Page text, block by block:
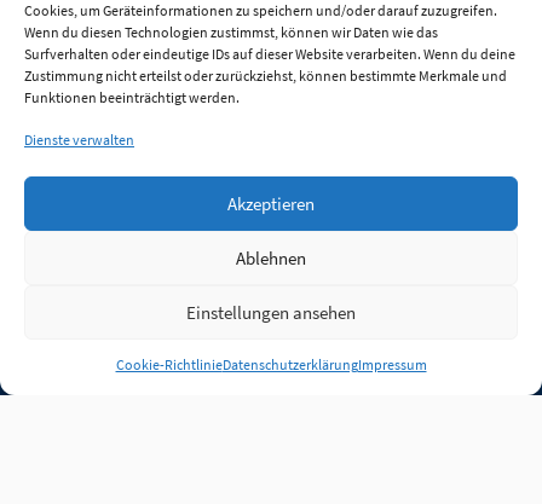
Cookies, um Geräteinformationen zu speichern und/oder darauf zuzugreifen.
Wenn du diesen Technologien zustimmst, können wir Daten wie das
Surfverhalten oder eindeutige IDs auf dieser Website verarbeiten. Wenn du deine
Zustimmung nicht erteilst oder zurückziehst, können bestimmte Merkmale und
Funktionen beeinträchtigt werden.
Dienste verwalten
Akzeptieren
Ablehnen
Einstellungen ansehen
Cookie-RichtlinieDatenschutzerklärungImpressum
Anmelden
Jobs Partner FAQ Quellen